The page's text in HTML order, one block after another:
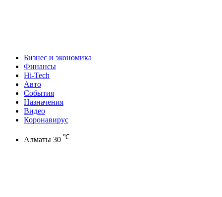
Бизнес и экономика
Финансы
Hi-Tech
Авто
События
Назначения
Видео
Коронавирус
Алматы 30 ℃